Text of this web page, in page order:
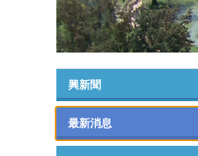
興新聞
最新消息